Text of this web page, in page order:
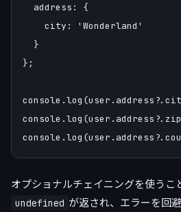
  address: {
    city: 'Wonderland'
  }
};
オプショナルチェイニングを使うこ
undefined が返され、エラーを回避